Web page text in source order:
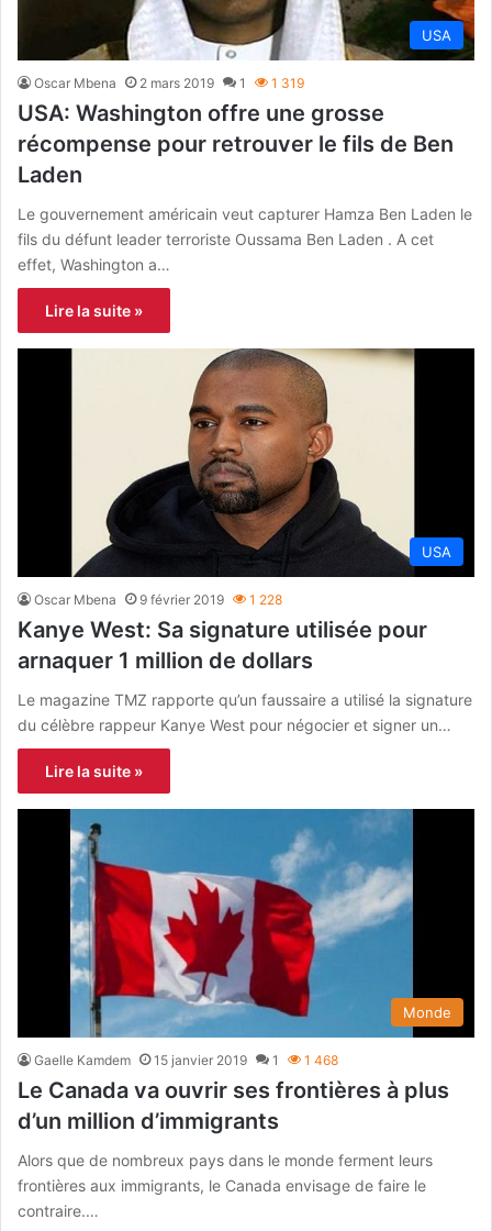
USA
Oscar Mbena 2 mars 2019 1 1 319
USA: Washington offre une grosse
récompense pour retrouver le fils de Ben
Laden
Le gouvernement américain veut capturer Hamza Ben Laden le
fils du défunt leader terroriste Oussama Ben Laden . A cet
effet, Washington a…
Lire la suite »
USA
Oscar Mbena 9 février 2019 1 228
Kanye West: Sa signature utilisée pour
arnaquer 1 million de dollars
Le magazine TMZ rapporte qu’un faussaire a utilisé la signature
du célèbre rappeur Kanye West pour négocier et signer un…
Lire la suite »
Monde
Gaelle Kamdem 15 janvier 2019 1 1 468
Le Canada va ouvrir ses frontières à plus
d’un million d’immigrants
Alors que de nombreux pays dans le monde ferment leurs
frontières aux immigrants, le Canada envisage de faire le
contraire.…